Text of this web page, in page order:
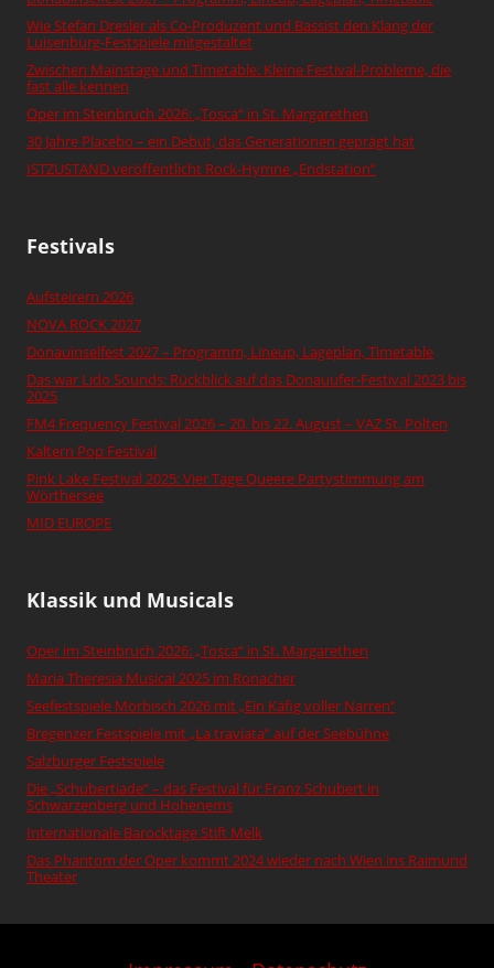
Wie Stefan Dresler als Co-Produzent und Bassist den Klang der
Luisenburg-Festspiele mitgestaltet
Zwischen Mainstage und Timetable: Kleine Festival-Probleme, die
fast alle kennen
Oper im Steinbruch 2026: „Tosca“ in St. Margarethen
30 Jahre Placebo – ein Debüt, das Generationen geprägt hat
ISTZUSTAND veröffentlicht Rock-Hymne „Endstation“
Festivals
Aufsteirern 2026
NOVA ROCK 2027
Donauinselfest 2027 – Programm, Lineup, Lageplan, Timetable
Das war Lido Sounds: Rückblick auf das Donauufer-Festival 2023 bis
2025
FM4 Frequency Festival 2026 – 20. bis 22. August – VAZ St. Pölten
Kaltern Pop Festival
Pink Lake Festival 2025: Vier Tage Queere Partystimmung am
Wörthersee
MID EUROPE
Klassik und Musicals
Oper im Steinbruch 2026: „Tosca“ in St. Margarethen
Maria Theresia Musical 2025 im Ronacher
Seefestspiele Mörbisch 2026 mit „Ein Käfig voller Narren“
Bregenzer Festspiele mit „La traviata“ auf der Seebühne
Salzburger Festspiele
Die „Schubertiade“ – das Festival für Franz Schubert in
Schwarzenberg und Hohenems
Internationale Barocktage Stift Melk
Das Phantom der Oper kommt 2024 wieder nach Wien ins Raimund
Theater